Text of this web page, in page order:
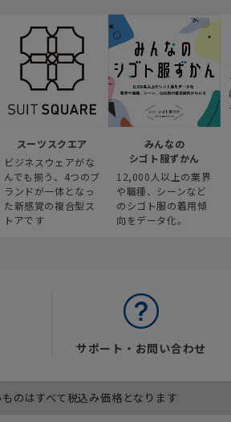
スーツスクエア
ビジネスウェアがな
んでも揃う、4つのブ
ランドが一体となっ
た新感覚の複合型ス
トアです
みんなの
シゴト服ずかん
12,000人以上の業界
や職種、シーンなど
のシゴト服の着用傾
向をデータ化。
サポート・お問い合わせ
のはすべて税込み価格となります